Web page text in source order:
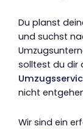
Du planst
und suchst
solltest du dir
nicht
Wir sind ein